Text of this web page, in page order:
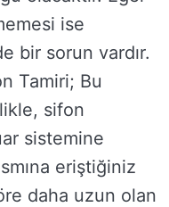
ise
bir sorun vardır.
Tamiri; Bu
sifon
sistemine
eriştiğiniz
daha uzun olan